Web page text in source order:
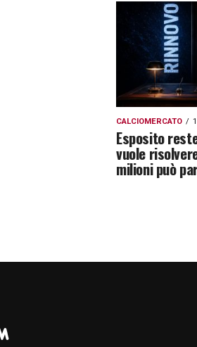
CALCIOMERCATO
Esposito
vuole
milioni può